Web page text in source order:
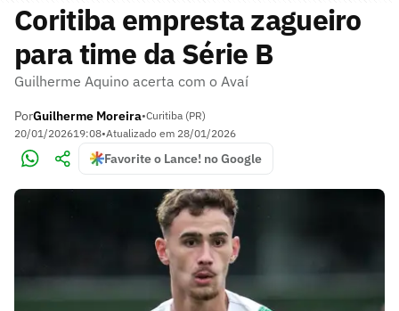
Coritiba empresta zagueiro
para time da Série B
Guilherme Aquino acerta com o Avaí
PorGuilherme Moreira•Curitiba (PR)
20/01/202619:08•Atualizado em 28/01/2026
Favorite o Lance! no Google